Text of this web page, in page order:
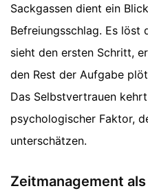
Sackgassen dient ein
Befreiungsschlag. Es löst
sieht den ersten Schritt,
den Rest der Aufgabe
Das Selbstvertrauen
psychologischer Faktor,
unterschätzen.
Zeitmanagement